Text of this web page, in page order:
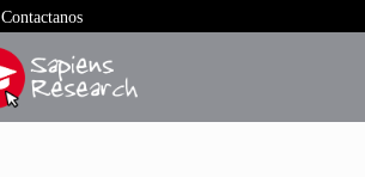
Contactanos